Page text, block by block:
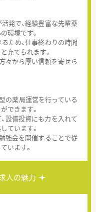
発で、経験豊富な先輩薬
環境です。
ため、仕事終わりの時間
充てられます。
々から厚い信頼を寄せら
の薬局運営を行っている
できます。
設備投資にも力を入れて
ています。
強会を開催することで従
います。
人の魅力